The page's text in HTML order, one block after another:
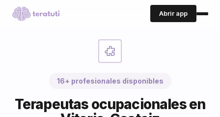
Abrir app
16+ profesionales disponibles
Terapeutas ocupacionales en